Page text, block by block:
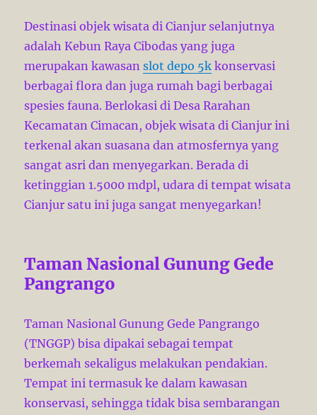
Destinasi objek wisata di Cianjur selanjutnya
adalah Kebun Raya Cibodas yang juga
merupakan kawasanslot depo 5k konservasi
berbagai flora dan juga rumah bagi berbagai
spesies fauna. Berlokasi di Desa Rarahan
Kecamatan Cimacan, objek wisata di Cianjur ini
terkenal akan suasana dan atmosfernya yang
sangat asri dan menyegarkan. Berada di
ketinggian 1.5000 mdpl, udara di tempat wisata
Cianjur satu ini juga sangat menyegarkan!
Taman Nasional Gunung Gede
Pangrango
Taman Nasional Gunung Gede Pangrango
(TNGGP) bisa dipakai sebagai tempat
berkemah sekaligus melakukan pendakian.
Tempat ini termasuk ke dalam kawasan
konservasi, sehingga tidak bisa sembarangan